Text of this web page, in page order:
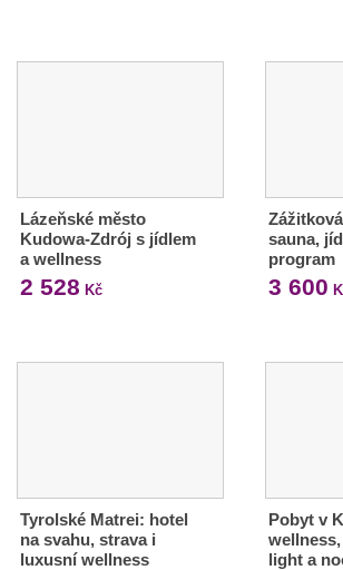
Lázeňské město
Kudowa-Zdrój s jídlem
a wellness
2 528 Kč
sauna,
program
3 600
Tyrolské Matrei: hotel
na svahu, strava i
luxusní wellness
Pobyt v
light a